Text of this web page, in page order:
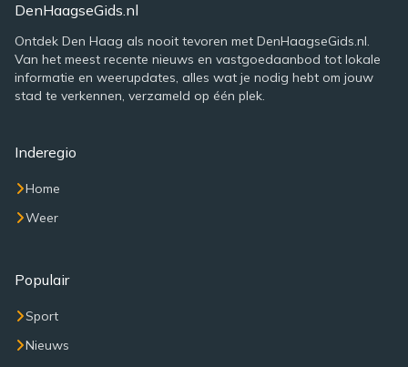
DenHaagseGids.nl
Ontdek Den Haag als nooit tevoren met DenHaagseGids.nl.
Van het meest recente nieuws en vastgoedaanbod tot lokale
informatie en weerupdates, alles wat je nodig hebt om jouw
stad te verkennen, verzameld op één plek.
Inderegio
Home
Weer
Populair
Sport
Nieuws